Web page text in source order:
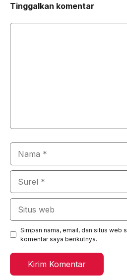
Tinggalkan komentar
Simpan nama, email, dan situs web
komentar saya berikutnya.